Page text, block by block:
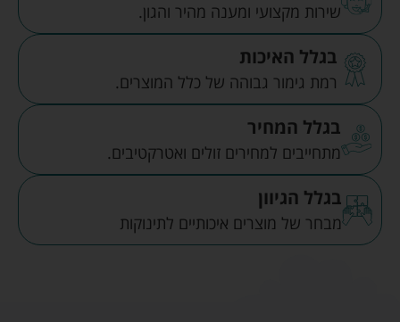
שירות מקצועי ומענה מהיר והגון.
בגלל האיכות
רמת גימור גבוהה של כלל המוצרים.
בגלל המחיר
מתחייבים למחירים זולים ואטרקטיבים.
בגלל הגיוון
מבחר של מוצרים איכותיים לתינוקות